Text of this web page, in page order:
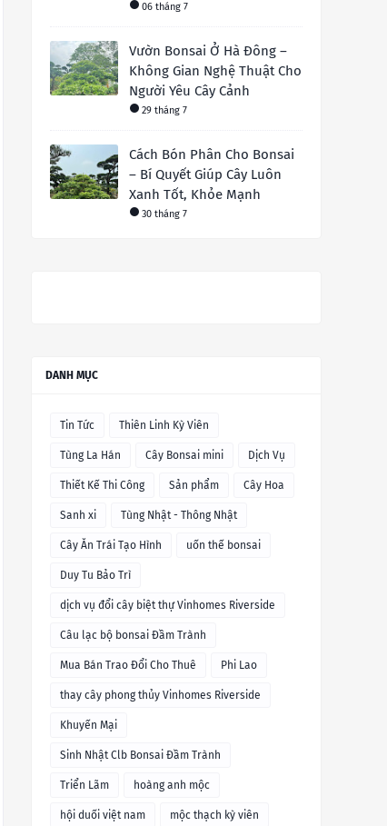
06 tháng 7
Vườn Bonsai Ở Hà Đông –
Không Gian Nghệ Thuật Cho
Người Yêu Cây Cảnh
29 tháng 7
Cách Bón Phân Cho Bonsai
– Bí Quyết Giúp Cây Luôn
Xanh Tốt, Khỏe Mạnh
30 tháng 7
DANH MỤC
Tin Tức Thiên Linh Kỳ Viên
Tùng La Hán Cây Bonsai mini Dịch Vụ
Thiết Kế Thi Công Sản phẩm Cây Hoa
Sanh xi Tùng Nhật - Thông Nhật
Cây Ăn Trái Tạo Hình uốn thế bonsai
Duy Tu Bảo Trì
dịch vụ đổi cây biệt thự Vinhomes Riverside
Câu lạc bộ bonsai Đầm Trành
Mua Bán Trao Đổi Cho Thuê Phi Lao
thay cây phong thủy Vinhomes Riverside
Khuyến Mại
Sinh Nhật Clb Bonsai Đầm Trành
Triển Lãm hoàng anh mộc
hội duối việt nam mộc thạch kỳ viên